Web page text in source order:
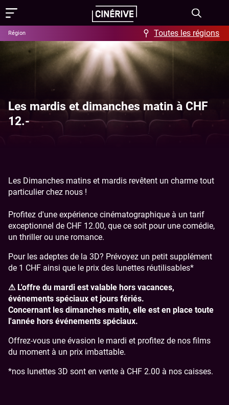
Ciné-Resto & Bar
Escape Game
Films
Showing in English
Programme
Événements
Aide / FAQ
Offres
B2B
Anniversaire
Ciné Resto
Contact
À propos
Nous contacter
Nos cinémas
Nos tarifs
Région Toutes les régions
Les mardis et dimanches matin à CHF
12.-
Les Dimanches matins et mardis revêtent un charme tout
particulier chez nous !
Profitez d'une expérience cinématographique à un tarif
exceptionnel de CHF 12.00, que ce soit pour une comédie,
un thriller ou une romance.
Pour les adeptes de la 3D? Prévoyez un petit supplément
de 1 CHF ainsi que le prix des lunettes réutilisables*
⚠ L'offre du mardi est valable hors vacances,
événements spéciaux et jours fériés.
Concernant les dimanches matin, elle est en place toute
l'année hors événements spéciaux.
Offrez-vous une évasion le mardi et profitez de nos films
du moment à un prix imbattable.
*nos lunettes 3D sont en vente à CHF 2.00 à nos caisses.